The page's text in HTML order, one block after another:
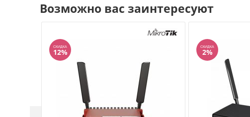
Возможно вас заинтересуют
СКИДКА
12%
СКИДКА
2%